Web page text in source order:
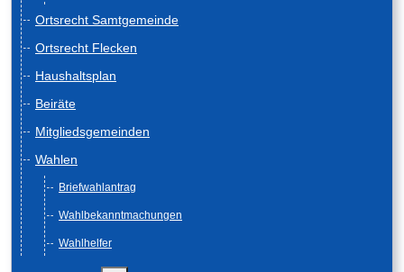
Ortsrecht Samtgemeinde
Ortsrecht Flecken
Haushaltsplan
Beiräte
Mitgliedsgemeinden
Wahlen
Briefwahlantrag
Wahlbekanntmachungen
Wahlhelfer